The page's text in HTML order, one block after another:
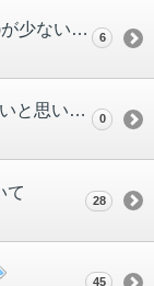
青魔道士の得意な武器、曲刀(湾刀)が少ない件 6
そろそろ素のBPを10増やしてもいいと思います 0
て 28
45